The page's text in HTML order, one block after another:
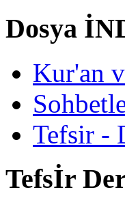
Dosya
Kur'an
Tefsir -
Tefsİr